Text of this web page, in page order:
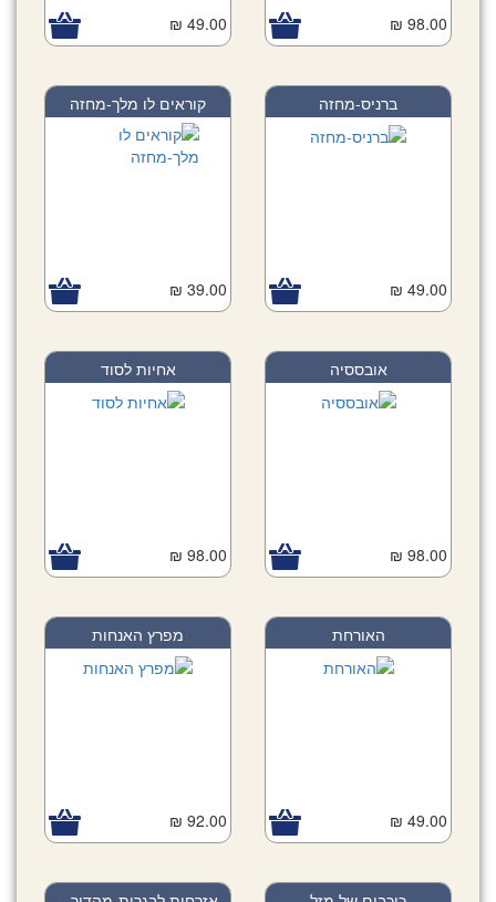
98.00 ₪
49.00 ₪
ברניס-מחזה
49.00 ₪
קוראים לו מלך-מחזה
39.00 ₪
אובססיה
98.00 ₪
אחיות לסוד
98.00 ₪
האורחת
49.00 ₪
מפרץ האנחות
92.00 ₪